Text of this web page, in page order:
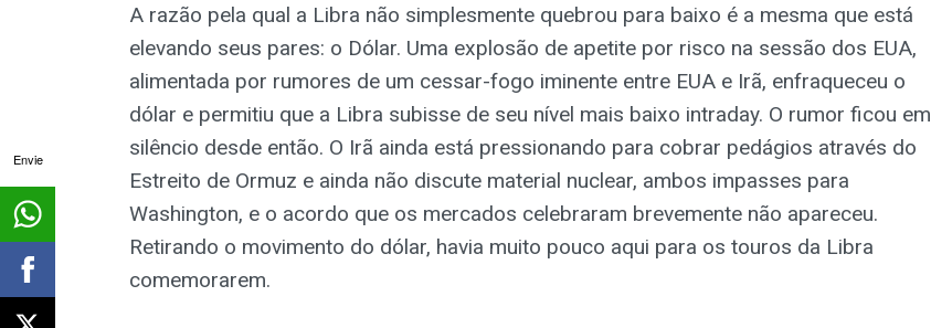
A razão pela qual a Libra não simplesmente quebrou para baixo é a mesma que está
elevando seus pares: o Dólar. Uma explosão de apetite por risco na sessão dos EUA,
alimentada por rumores de um cessar-fogo iminente entre EUA e Irã, enfraqueceu o
dólar e permitiu que a Libra subisse de seu nível mais baixo intraday. O rumor ficou em
silêncio desde então. O Irã ainda está pressionando para cobrar pedágios através do
Estreito de Ormuz e ainda não discute material nuclear, ambos impasses para
Washington, e o acordo que os mercados celebraram brevemente não apareceu.
Retirando o movimento do dólar, havia muito pouco aqui para os touros da Libra
comemorarem.
Envie